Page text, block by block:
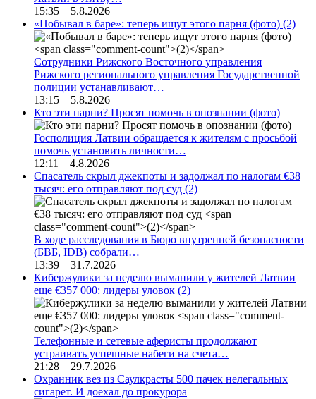
15:35 5.8.2026
«Побывал в баре»: теперь ищут этого парня (фото) (2)
Сотрудники Рижского Восточного управления
Рижского регионального управления Государственной
полиции устанавливают…
13:15 5.8.2026
Кто эти парни? Просят помочь в опознании (фото)
Госполиция Латвии обращается к жителям с просьбой
помочь установить личности…
12:11 4.8.2026
Спасатель скрыл джекпоты и задолжал по налогам €38
тысяч: его отправляют под суд (2)
В ходе расследования в Бюро внутренней безопасности
(БВБ, IDB) собрали…
13:39 31.7.2026
Кибержулики за неделю выманили у жителей Латвии
еще €357 000: лидеры уловок (2)
Телефонные и сетевые аферисты продолжают
устраивать успешные набеги на счета…
21:28 29.7.2026
Охранник вез из Саулкрасты 500 пачек нелегальных
сигарет. И доехал до прокурора